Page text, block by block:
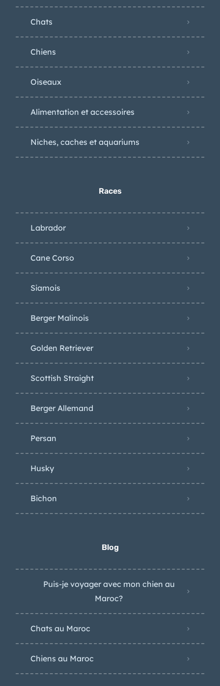
Chats
Chiens
Oiseaux
Alimentation et accessoires
Niches, caches et aquariums
Races
Labrador
Cane Corso
Siamois
Berger Malinois
Golden Retriever
Scottish Straight
Berger Allemand
Persan
Husky
Bichon
Blog
Puis-je voyager avec mon chien au
Maroc?
Chats au Maroc
Chiens au Maroc